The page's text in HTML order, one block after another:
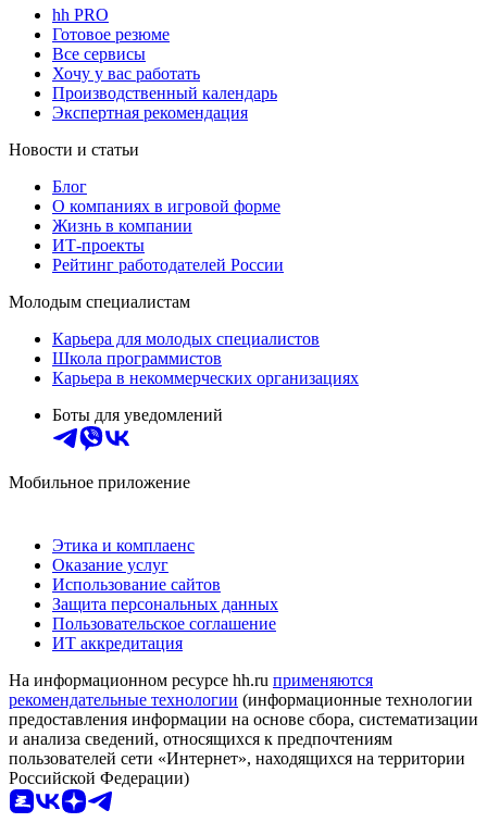
hh PRO
Готовое резюме
Все сервисы
Хочу у вас работать
Производственный календарь
Экспертная рекомендация
Новости и статьи
Блог
О компаниях в игровой форме
Жизнь в компании
ИТ-проекты
Рейтинг работодателей России
Молодым специалистам
Карьера для молодых специалистов
Школа программистов
Карьера в некоммерческих организациях
Боты для уведомлений
Мобильное приложение
Этика и комплаенс
Оказание услуг
Использование сайтов
Защита персональных данных
Пользовательское соглашение
ИТ аккредитация
На информационном ресурсе hh.ru применяются
рекомендательные технологии (информационные технологии
предоставления информации на основе сбора, систематизации
и анализа сведений, относящихся к предпочтениям
пользователей сети «Интернет», находящихся на территории
Российской Федерации)